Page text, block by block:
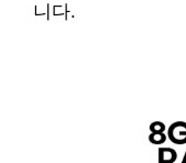
니다.